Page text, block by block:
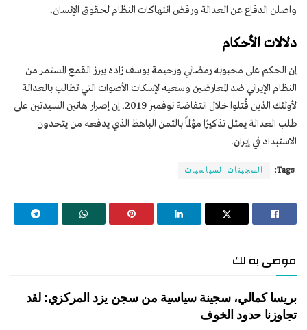
واصلن الدفاع عن العدالة ورفض انتهاكات النظام لحقوق الإنسان.
دلالات الأحكام
إن الحكم على محبوبه رمضاني ورحيمة يوسف زاده يبرز القمع المستمر من
النظام الإيراني ضد المعارضين وسعيه لإسكات الأصوات التي تطالب بالعدالة
لأولئك الذين قُتلوا خلال انتفاضة نوفمبر 2019. إن إصرار هاتين السيدتين على
طلب العدالة يمثل تذكيرًا مؤلمًا بالثمن الباهظ الذي يدفعه من يتحدون
الاستبداد في إيران.
Tags: السجينات السياسيات
موصى به لك
بريسا كمالي، سجينة سياسية من سجن يزد المركزي: لقد
تجاوزنا حدود الخوف